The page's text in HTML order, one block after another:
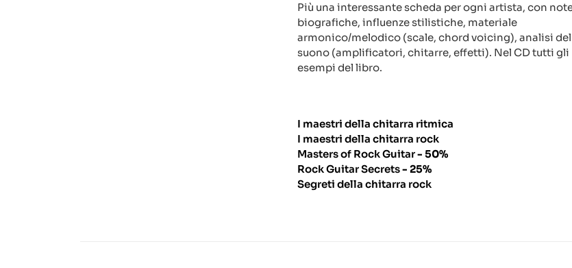
Più una interessante scheda per ogni artista, con
biografiche, influenze stilistiche, materiale
armonico/melodico (scale, chord voicing), analisi del
suono (amplificatori, chitarre, effetti). Nel CD tutti gli
esempi del libro.
I maestri della chitarra ritmica
I maestri della chitarra rock
Masters of Rock Guitar- 50%
Rock Guitar Secrets- 25%
Segreti della chitarra rock